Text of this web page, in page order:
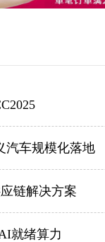
汽车规模化落地
链解决方案
就绪算力